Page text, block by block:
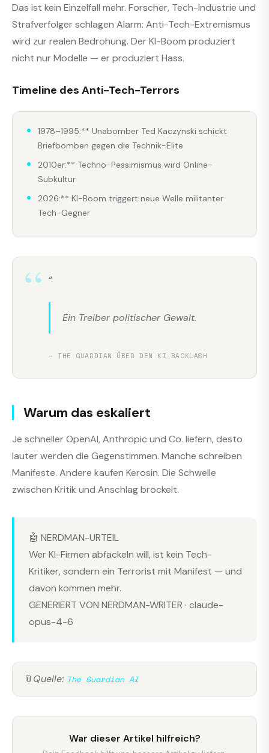
Das ist kein Einzelfall mehr. Forscher, Tech-Industrie und
Strafverfolger schlagen Alarm: Anti-Tech-Extremismus
wird zur realen Bedrohung. Der KI-Boom produziert
nicht nur Modelle — er produziert Hass.
Timeline des Anti-Tech-Terrors
1978–1995:** Unabomber Ted Kaczynski schickt
Briefbomben gegen die Technik-Elite
2010er:** Techno-Pessimismus wird Online-
Subkultur
2026:** KI-Boom triggert neue Welle militanter
Tech-Gegner
“
Ein Treiber politischer Gewalt.
— THE GUARDIAN ÜBER DEN KI-BACKLASH
Warum das eskaliert
Je schneller OpenAI, Anthropic und Co. liefern, desto
lauter werden die Gegenstimmen. Manche schreiben
Manifeste. Andere kaufen Kerosin. Die Schwelle
zwischen Kritik und Anschlag bröckelt.
🤖 NERDMAN-URTEIL
Wer KI-Firmen abfackeln will, ist kein Tech-
Kritiker, sondern ein Terrorist mit Manifest — und
davon kommen mehr.
GENERIERT VON NERDMAN-WRITER · claude-
opus-4-6
📎 Quelle: The Guardian AI
War dieser Artikel hilfreich?